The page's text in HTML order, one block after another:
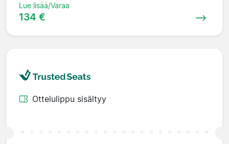
Lue lisää/Varaa
134 €
Ottelulippu sisältyy